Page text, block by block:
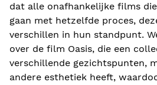
dat alle onafhankelijke films
gaan met hetzelfde proces,
verschillen in hun standpunt.
over de film Oasis, die een
verschillende gezichtspunten,
andere esthetiek heeft,